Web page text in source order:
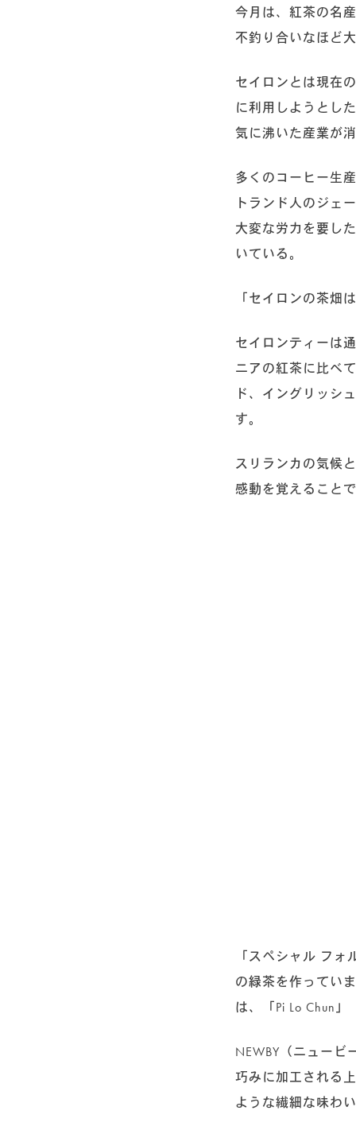
今月は、紅茶の名
不釣り合いなほど
セイロンとは現在
に利用しようとし
気に沸いた産業が
多くのコーヒー生
トランド人のジェ
大変な労力を要し
いている。
「セイロンの茶畑
セイロンティーは
ニアの紅茶に比べ
ド、イングリッシ
す。
スリランカの気候
感動を覚えること
「スペシャル フ
の緑茶を作ってい
は、「Pi Lo Chun
NEWBY（ニュー
巧みに加工される
ような繊細な味わ